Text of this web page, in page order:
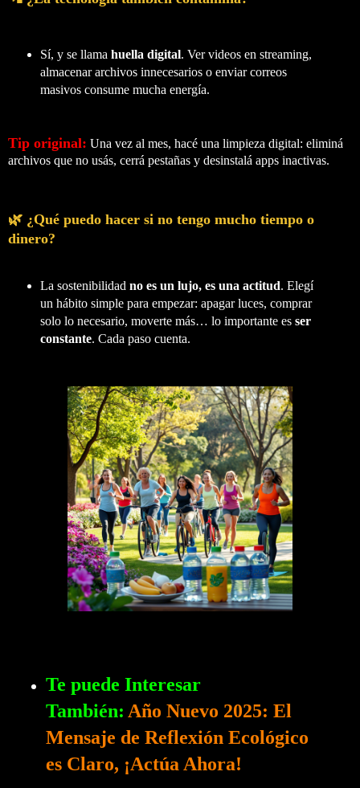
Sí, y se llama huella digital. Ver videos en streaming,
almacenar archivos innecesarios o enviar correos
masivos consume mucha energía.
Tip original: Una vez al mes, hacé una limpieza digital: eliminá
archivos que no usás, cerrá pestañas y desinstalá apps inactivas.
🌿 ¿Qué puedo hacer si no tengo mucho tiempo o
dinero?
La sostenibilidad no es un lujo, es una actitud. Elegí
un hábito simple para empezar: apagar luces, comprar
solo lo necesario, moverte más… lo importante es ser
constante. Cada paso cuenta.
Te puede Interesar
También: Año Nuevo 2025: El
Mensaje de Reflexión Ecológico
es Claro, ¡Actúa Ahora!